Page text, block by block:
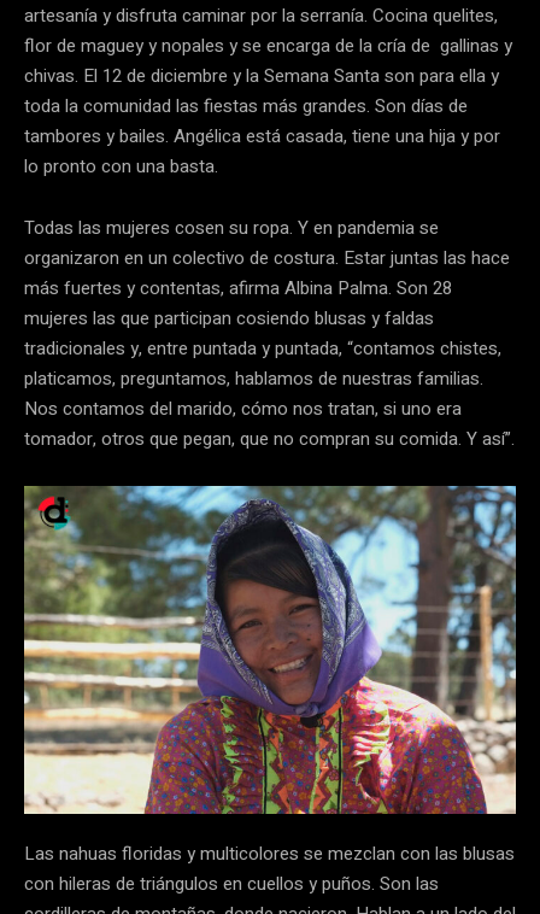
artesanía y disfruta caminar por la serranía. Cocina quelites,
flor de maguey y nopales y se encarga de la cría de gallinas y
chivas. El 12 de diciembre y la Semana Santa son para ella y
toda la comunidad las fiestas más grandes. Son días de
tambores y bailes. Angélica está casada, tiene una hija y por
lo pronto con una basta.
Todas las mujeres cosen su ropa. Y en pandemia se
organizaron en un colectivo de costura. Estar juntas las hace
más fuertes y contentas, afirma Albina Palma. Son 28
mujeres las que participan cosiendo blusas y faldas
tradicionales y, entre puntada y puntada, “contamos chistes,
platicamos, preguntamos, hablamos de nuestras familias.
Nos contamos del marido, cómo nos tratan, si uno era
tomador, otros que pegan, que no compran su comida. Y así”.
Las nahuas floridas y multicolores se mezclan con las blusas
con hileras de triángulos en cuellos y puños. Son las